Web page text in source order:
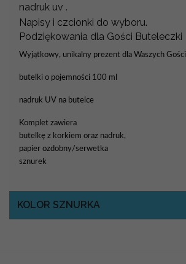
nadruk uv .
Napisy i czcionki do wyboru.
Podziękowania dla Gości Buteleczki
Wyjątkowy, unikalny prezent dla Waszych Gości
butelki o pojemności 100 ml
nadruk UV na butelce
Komplet zawiera
butelkę z korkiem oraz nadruk,
papier ozdobny/serwetka
sznurek
KOLOR SZNURKA